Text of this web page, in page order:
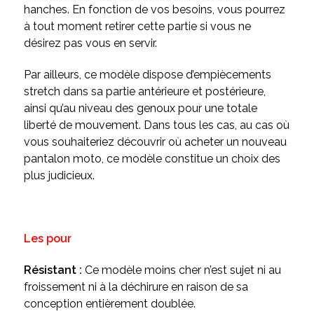
hanches. En fonction de vos besoins, vous pourrez
à tout moment retirer cette partie si vous ne
désirez pas vous en servir.
Par ailleurs, ce modèle dispose d’empiècements
stretch dans sa partie antérieure et postérieure,
ainsi qu’au niveau des genoux pour une totale
liberté de mouvement. Dans tous les cas, au cas où
vous souhaiteriez découvrir où acheter un nouveau
pantalon moto, ce modèle constitue un choix des
plus judicieux.
Les pour
Résistant : Ce modèle moins cher n’est sujet ni au
froissement ni à la déchirure en raison de sa
conception entièrement doublée.